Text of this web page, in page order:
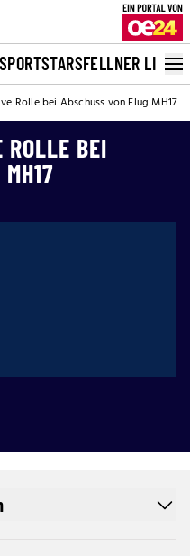
SPORTSTARSFELLNER LIVE
Rolle bei Abschuss von Flug MH17
BEI